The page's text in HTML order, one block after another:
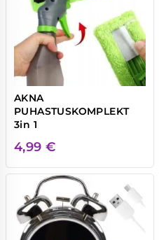
AKNA
PUHASTUSKOMPLEKT
3in 1
4,99 €